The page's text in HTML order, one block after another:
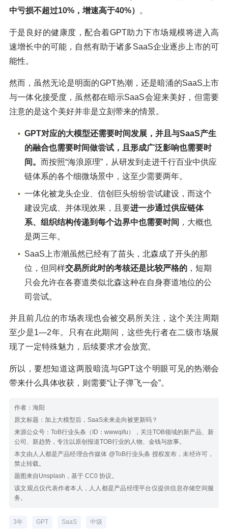
中亏损不超过10%，增速高于40%）
。
于是良好的健康度，配合着GPT助力下市场规模将进入高
速增长中的可能，自然有助于诸多SaaS企业逐步上市的可
能性。
然而，虽然无论是明面的GPT热潮，还是暗涌的SaaS上市
与一体化接受度，虽然都在暗示SaaS会迎来美好，但需要
注意的是这个美好并非是立刻带来的情景。
GPT对应的大模型还需要时间发展，并且与SaaS产生
的融合也需要时间做尝试，且形成广泛影响也需要时
间。 而按照“海浪原理”，从研发到走进千行百业中供应
链体系的各个细微场景中，这至少需要两年。
一体化被龙头企业、信创巨头纷纷尝试建设，而这个
建设完成、并体现效果，且要进一步通过供应链体
系、组织结构传递到每个边界中也需要时间 ，大概也
是两三年。
SaaS上市潮虽然已经有了苗头，北森成了开头的那
位，但同样交易所此时的考核还是比较严格的 ，短期
只会允许在各赛道类似北森这种在自身赛道地位的公
司尝试。
并且前几位的市场表现也会被交易所关注，这个关注周期
至少是1—2年。只有在此期间，这些先行者在二级市场展
现了一定特殊魅力，后续要求才会放宽。
所以，要想知道这两股暗流与GPT这个明眼可见的热潮会
带来什么具体收获，则需要“让子弹飞一会”。
作者：海阳
原文标题：加上大模型后，SaaS未来走向被更新吗？
来源公众号：ToB行业头条（ID：wwwqifu），关注TOB领域的新产品、新
公司、新趋势，专注以原创报道TOB行业的人物、金钱与故事。
本文由人人都是产品经理合作媒体 @ToB行业头条 授权发布，未经许可，
禁止转载。
题图来自Unsplash，基于 CC0 协议。
该文观点仅代表作者本人，人人都是产品经理平台仅提供信息存储空间服
务。
3年 GPT SaaS 中级